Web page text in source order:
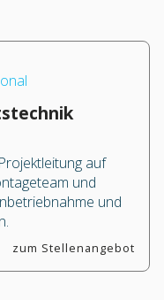
auf
und
und
zum Stellenangebot